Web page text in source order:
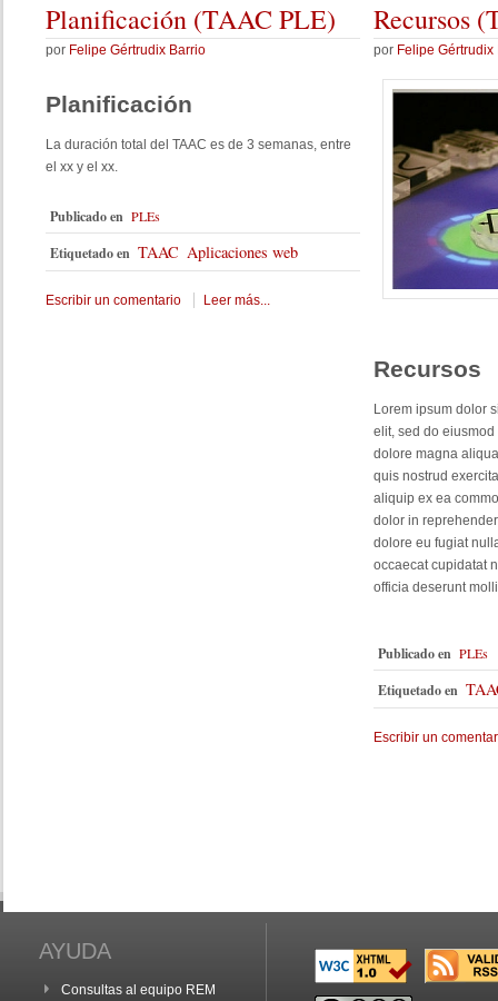
Planificación (TAAC PLE)
por Felipe Gértrudix Barrio
Planificación
La duración total del TAAC es de 3 semanas, entre
el xx y el xx.
Publicado en PLEs
Etiquetado en TAAC Aplicaciones web
Escribir un comentario Leer más...
Recursos
por Felipe Gértrudix
Recursos
Lorem ipsum dolor
elit, sed do
dolore magna
quis nostrud
aliquip ex ea
dolor in
dolore eu fugiat
occaecat cupidatat
officia deserunt
Publicado en PLEs
Etiquetado en
Escribir un
AYUDA
Consultas al equipo REM